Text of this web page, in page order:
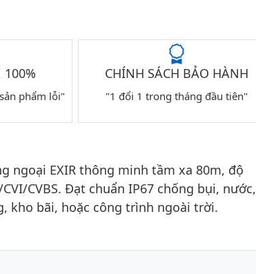
100%
phẩm lỗi"
CHÍNH SÁCH BẢO HÀNH
"1 đổi 1 trong tháng đầu tiên"
ngoại EXIR thông minh tầm xa 80m, độ
CVBS. Đạt chuẩn IP67 chống bụi, nước,
kho bãi, hoặc công trình ngoài trời.